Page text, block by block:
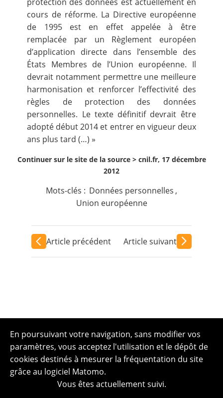
cours de réforme. La Directive européenne
de 1995 est en effet appelée à être
remplacée par un Règlement européen
d’application directe dans l’ensemble des
États Membres de l’Union européenne. Il
devrait notamment permettre une meilleure
harmonisation et renforcer l’effectivité des
règles de protection des données
personnelles. Le texte définitif devrait être
adopté début 2014 et entrer en vigueur deux
ans plus tard (…) »
Continuer sur le site de la source > cnil.fr, 17 décembre
2012
Mots-clés : Données personnelles ,
Union européenne
Article précédent Article suivant
En poursuivant votre navigation, sans modifier vos
paramètres, vous acceptez l'utilisation et le dépôt de
cookies destinés à mesurer la fréquentation du site
grâce au logiciel Matomo.
Vous êtes actuellement suivi.